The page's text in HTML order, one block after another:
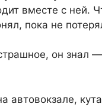
вместе с ней.
пока не
он знал —
автовокзале,